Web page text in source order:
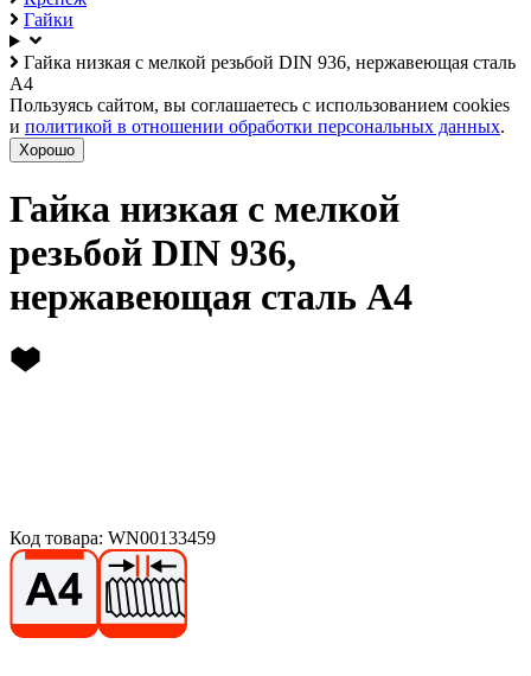
Гайки
Гайка низкая с мелкой резьбой DIN 936, нержавеющая сталь
А4
Пользуясь сайтом, вы соглашаетесь с использованием cookies
и политикой в отношении обработки персональных данных.
Хорошо
Гайка низкая с мелкой
резьбой DIN 936,
нержавеющая сталь А4
Код товара: WN00133459